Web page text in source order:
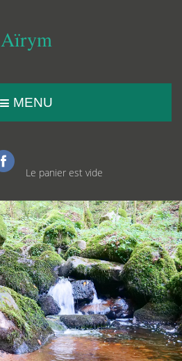
Aïrym
MENU
Le panier est vide